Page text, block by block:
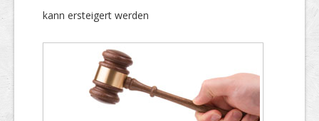
kann ersteigert werden